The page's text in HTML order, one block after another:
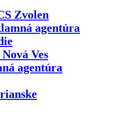
Zvolen
agentúra
Ves
agentúra